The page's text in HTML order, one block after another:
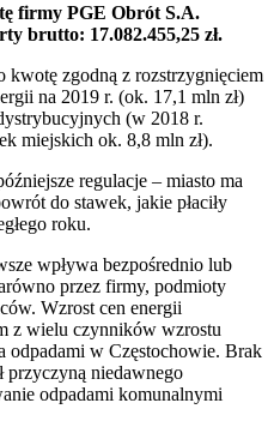
firmy PGE Obrót S.A.
brutto: 17.082.455,25 zł.
kwotę zgodną z rozstrzygnięciem
na 2019 r. (ok. 17,1 mln zł)
(w 2018 r.
miejskich ok. 8,8 mln zł).
regulacje – miasto ma
do stawek, jakie płaciły
roku.
wpływa bezpośrednio lub
przez firmy, podmioty
Wzrost cen energii
z wielu czynników wzrostu
odpadami w Częstochowie. Brak
przyczyną niedawnego
odpadami komunalnymi